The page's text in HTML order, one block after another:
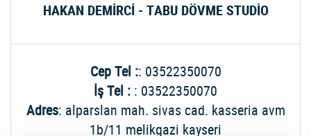
HAKAN DEMİRCİ - TABU DÖVME STUDİO
Cep Tel :: 03522350070
İş Tel : : 03522350070
Adres: alparslan mah. sivas cad. kasseria avm
1b/11 melikgazi kayseri